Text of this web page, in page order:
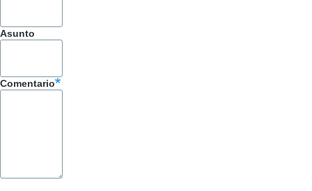
Asunto
Comentario